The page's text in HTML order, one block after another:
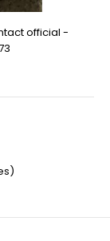
official -